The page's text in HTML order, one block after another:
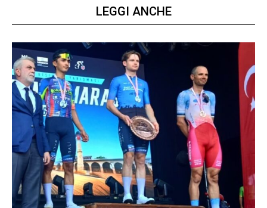
LEGGI ANCHE